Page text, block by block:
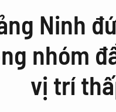
Ninh
nhóm
vị trí